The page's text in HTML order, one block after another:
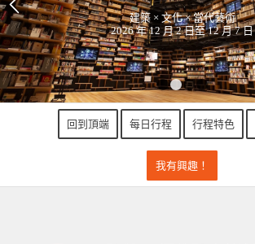
1
建築 × 文化 × 當代藝術
2026 年 12 月 2 日至 12 月 7 日
回到頂端 每日行程 行程特色
我有興趣！